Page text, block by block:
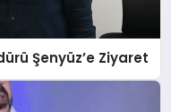
Şenyüz’e Ziyaret